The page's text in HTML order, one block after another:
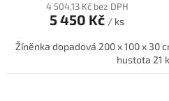
4 504,13 Kč bez DPH
5 450 Kč / ks
Žíněnka dopadová 200 x 100 x 30
hustota 21